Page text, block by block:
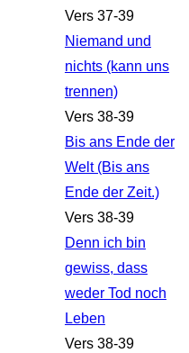
Vers 37-39
Niemand und
nichts (kann uns
trennen)
Vers 38-39
Bis ans Ende der
Welt (Bis ans
Ende der Zeit.)
Vers 38-39
Denn ich bin
gewiss, dass
weder Tod noch
Leben
Vers 38-39